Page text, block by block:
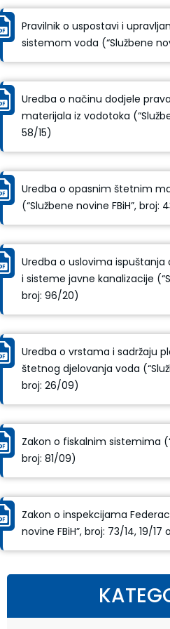
Pravilnik o uspostavi i
sistemom voda (“Službene
Uredba o načinu dodjele
materijala iz vodotoka
58/15)
Uredba o opasnim štetnim
(“Službene novine FBiH”, broj:
Uredba o uslovima
i sisteme javne kanalizacije
broj: 96/20)
Uredba o vrstama i sadržaju
štetnog djelovanja voda
broj: 26/09)
Zakon o fiskalnim sistemima
broj: 81/09)
Zakon o inspekcijama
novine FBiH”, broj: 73/14, 19/17